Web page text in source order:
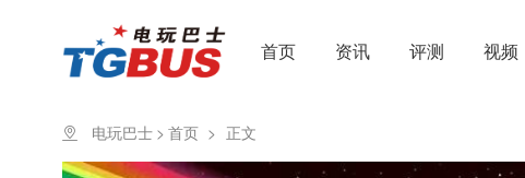
首页 资讯 评测 视频
电玩巴士 > 首页 > 正文